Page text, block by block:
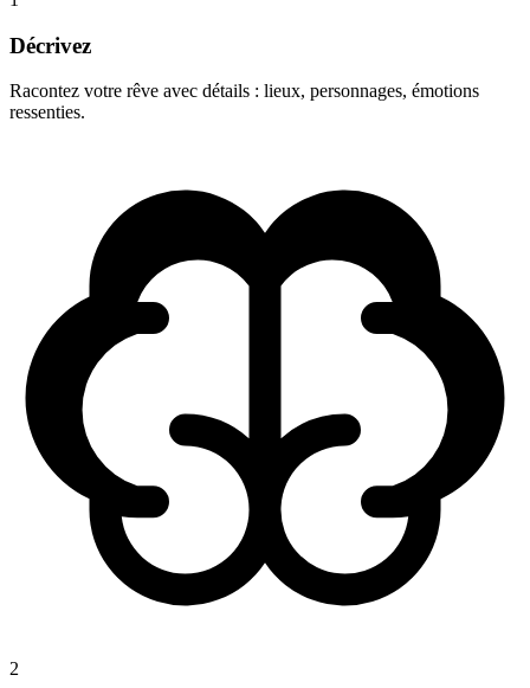
Décrivez
Racontez votre rêve avec détails : lieux, personnages, émotions
ressenties.
2